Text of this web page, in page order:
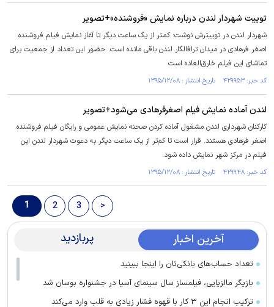
توییت شهردار لندن درباره نمایش «فروشنده»+تصویر
شهردار لندن در توییترش نوشت: کمتر از یک ساعت دیگر تا آغاز نمایش فیلم فروشنده
اصغر فرهادی در میدان ترافالگار لندن باقی مانده است. حضور این تعداد از جمعیت برای
تماشای این فیلم خارق‌العاده است
کد خبر: ۴۲۹۹۵۳ تاریخ انتشار : ۱۳۹۵/۱۲/۰۸
لندن آماده نمایش فیلم اصغرفرهادی می‌شود+تصویر
کارکنان شهرداری لندن مشغول آماده کردن صحنه نمایش عمومی و رایگان فیلم فروشنده
اصغر فرهادی هستند. قرار است تا کم‌تر از یک ساعت دیگر به دعوت شهردار لندن این
فیلم در مرکز شهر نمایش داده شود.
کد خبر: ۴۲۹۹۴۸ تاریخ انتشار : ۱۳۹۵/۱۲/۰۸
1 2 3 >
آخرین اخبار پربازدید
تعداد حساب‌های بانکی‌تان را اینجا ببینید
بازیگر مالزیایی، فیلمساز سال سینمای آسیا در جشنواره بوسان شد
ترکیب انجام این ۳ کار با قهوه فشار زیادی به قلب وارد می‌کند